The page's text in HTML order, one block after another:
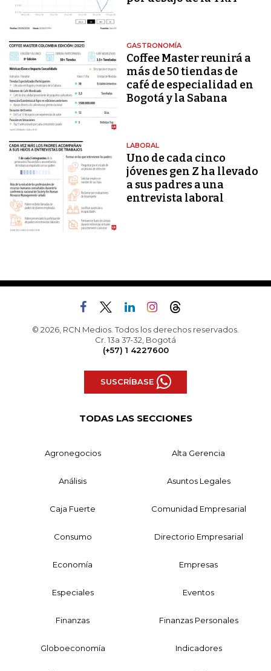
GASTRONOMÍA
Coffee Master reunirá a
más de 50 tiendas de
café de especialidad en
Bogotá y la Sabana
LABORAL
Uno de cada cinco
jóvenes gen Z ha llevado
a sus padres a una
entrevista laboral
© 2026, RCN Medios. Todos los derechos reservados.
Cr. 13a 37-32, Bogotá
(+57) 1 4227600
SUSCRÍBASE
TODAS LAS SECCIONES
Agronegocios Alta Gerencia
Análisis Asuntos Legales
Caja Fuerte Comunidad Empresarial
Consumo Directorio Empresarial
Economía Empresas
Especiales Eventos
Finanzas Finanzas Personales
Globoeconomía Indicadores